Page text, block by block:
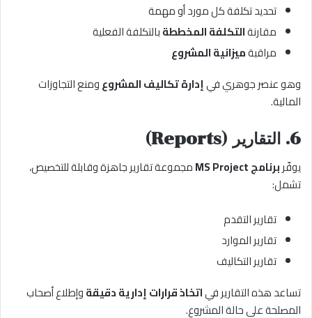
تحديد تكلفة كل مورد أو مهمة
مقارنةالتكلفة المخططةبالتكلفة الفعلية
مراقبةميزانية المشروع
وهو عنصر جوهري فيإدارة تكاليف المشروعومنع التجاوزات
المالية.
6. التقارير (Reports)
يوفّربرنامج MS Project
مجموعة تقارير جاهزة وقابلة للتخصيص،
تشمل:
تقارير التقدم
تقارير الموارد
تقارير التكاليف
تساعد هذه التقارير فياتخاذ قرارات إدارية دقيقةوإطلاع أصحاب
المصلحة على حالة المشروع.